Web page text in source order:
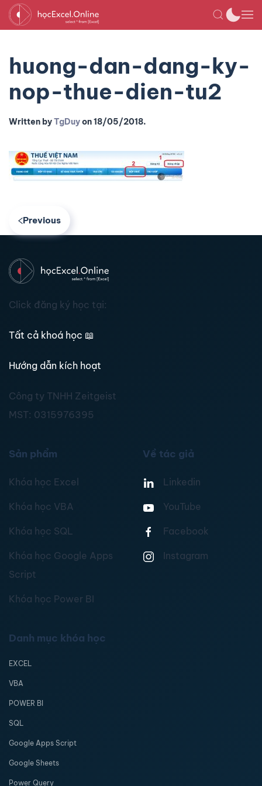
huong-dan-dang-ky-
nop-thue-dien-tu2
Written byTgDuyon18/05/2018.
Previous
Click đăng ký học tại:
Tất cả khoá học 📖
Hướng dẫn kích hoạt
Công ty TNHH Zeitgeist
MST: 0315976395
Sản phẩm
Khóa học Excel
Khóa học VBA
Khóa học SQL
Khóa học Google Apps
Script
Khóa học Power BI
Về tác giả
Linkedin
YouTube
Facebook
Instagram
Danh mục khóa học
EXCEL
VBA
POWER BI
SQL
Google Apps Script
Google Sheets
Power Query